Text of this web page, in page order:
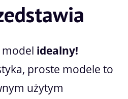
model idealny!
proste modele to
użytym